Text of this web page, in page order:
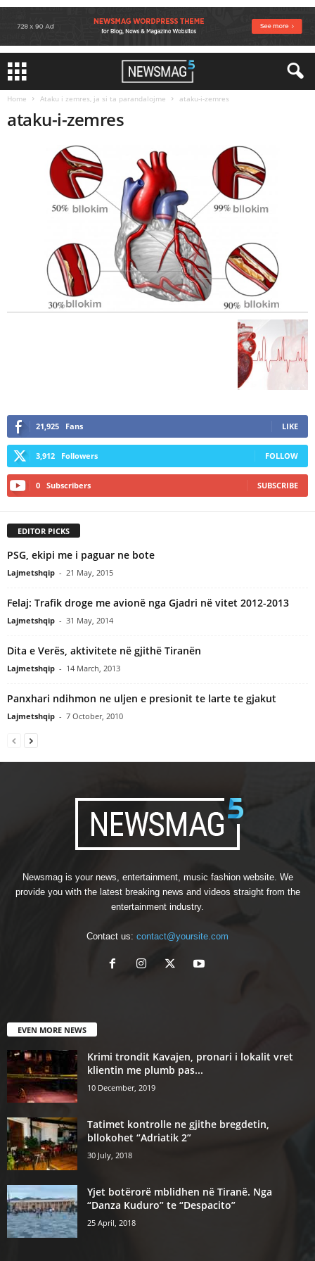
Home Ataku i zemres, ja si ta parandalojme ataku-i-zemres
ataku-i-zemres
21,925 Fans LIKE
3,912 Followers FOLLOW
0 Subscribers SUBSCRIBE
EDITOR PICKS
PSG, ekipi me i paguar ne bote
Lajmetshqip - 21 May, 2015
Felaj: Trafik droge me avionë nga Gjadri në vitet 2012-2013
Lajmetshqip - 31 May, 2014
Dita e Verës, aktivitete në gjithë Tiranën
Lajmetshqip - 14 March, 2013
Panxhari ndihmon ne uljen e presionit te larte te gjakut
Lajmetshqip - 7 October, 2010
Newsmag is your news, entertainment, music fashion website. We
provide you with the latest breaking news and videos straight from the
entertainment industry.
Contact us: contact@yoursite.com
EVEN MORE NEWS
Krimi trondit Kavajen, pronari i lokalit vret
klientin me plumb pas...
10 December, 2019
Tatimet kontrolle ne gjithe bregdetin,
bllokohet “Adriatik 2”
30 July, 2018
Yjet botërorë mblidhen në Tiranë. Nga
“Danza Kuduro” te “Despacito”
25 April, 2018